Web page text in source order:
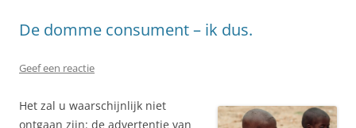
De domme consument – ik dus.
Geef een reactie
Het zal u waarschijnlijk niet
ontgaan zijn: de advertentie van